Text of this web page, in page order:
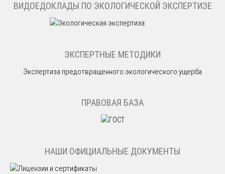
ВИДОЕДОКЛАДЫ ПО ЭКОЛОГИЧЕСКОЙ ЭКСПЕРТИЗЕ
ЭКСПЕРТНЫЕ МЕТОДИКИ
Экспертиза предотвращенного экологического ущерба
ПРАВОВАЯ БАЗА
НАШИ ОФИЦИАЛЬНЫЕ ДОКУМЕНТЫ